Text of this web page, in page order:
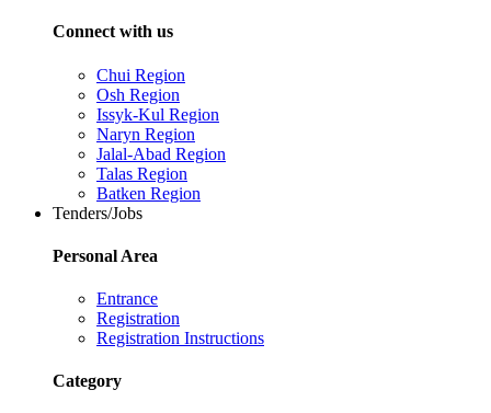
Connect with us
Chui Region
Osh Region
Issyk-Kul Region
Naryn Region
Jalal-Abad Region
Talas Region
Batken Region
Tenders/Jobs
Personal Area
Entrance
Registration
Registration Instructions
Category